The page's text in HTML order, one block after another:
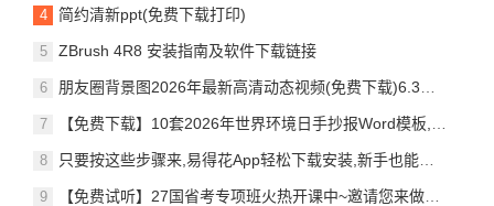
简约清新ppt(免费下载打印)
ZBrush 4R8 安装指南及软件下载链接
朋友圈背景图2026年最新高清动态视频(免费下载)6.3更新
【免费下载】10套2026年世界环境日手抄报Word模板,保护环境主题!
只要按这些步骤来,易得花App轻松下载安装,新手也能搞定,快来试试!
【免费试听】27国省考专项班火热开课中~邀请您来做体验官~